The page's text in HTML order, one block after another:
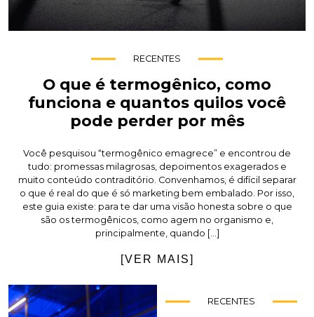
RECENTES
O que é termogênico, como
funciona e quantos quilos você
pode perder por mês
Você pesquisou “termogênico emagrece” e encontrou de
tudo: promessas milagrosas, depoimentos exagerados e
muito conteúdo contraditório. Convenhamos, é difícil separar
o que é real do que é só marketing bem embalado. Por isso,
este guia existe: para te dar uma visão honesta sobre o que
são os termogênicos, como agem no organismo e,
principalmente, quando […]
[VER MAIS]
RECENTES